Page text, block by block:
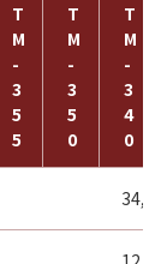
T
M
-
3
5
5
T
M
-
3
5
0
T
M
-
3
4
0